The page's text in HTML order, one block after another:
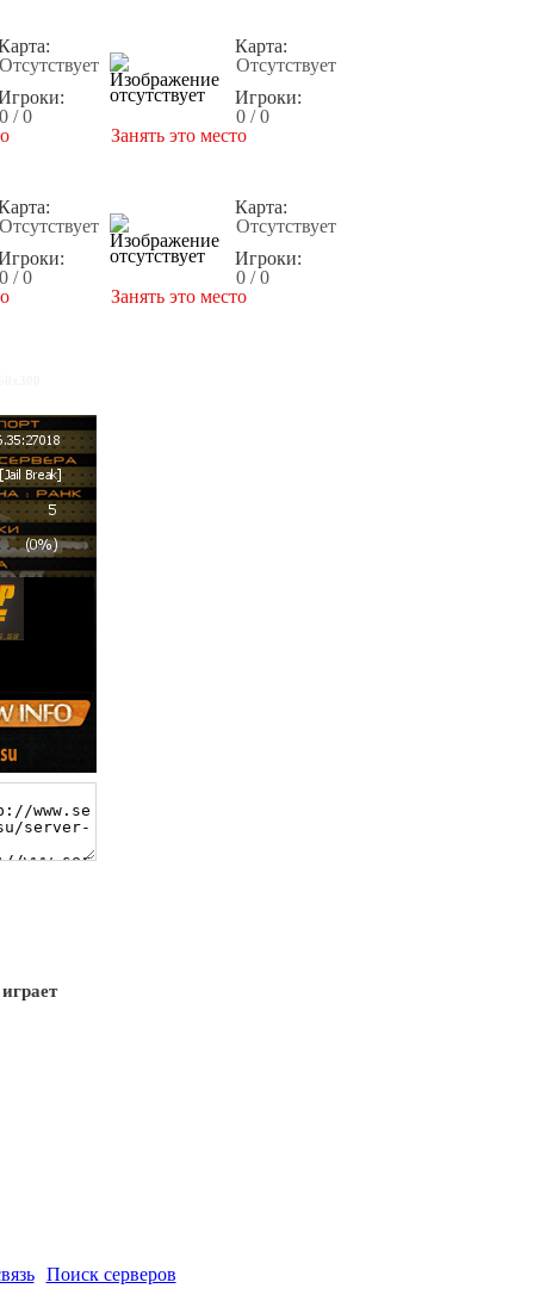
Отсутствует
0 / 0
Карта:
Отсутствует
Игроки:
0 / 0
Занять это место
Отсутствует
0 / 0
Карта:
Отсутствует
Игроки:
0 / 0
Занять это место
Поиск серверов